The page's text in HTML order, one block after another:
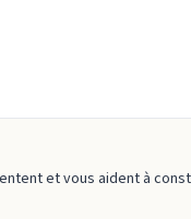
et vous aident à